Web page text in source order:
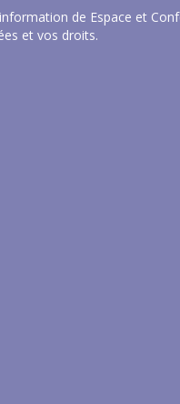
de Espace et
et vos droits.